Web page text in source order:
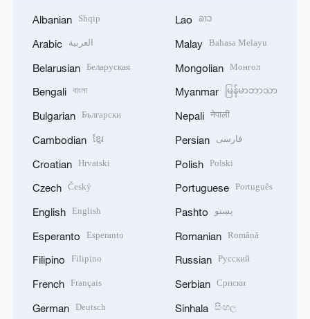
Albanian Shqip
Arabic العربية
Belarusian Беларуская
Bengali বাংলা
Bulgarian Български
Cambodian ខ្មែរ
Croatian Hrvatski
Czech Český
English English
Esperanto Esperanto
Filipino Filipino
French Français
German Deutsch
Lao ລາວ
Malay Bahasa Melayu
Mongolian Монгол
Myanmar မြန်မာဘာသာ
Nepali नेपाली
Persian فارسی
Polish Polski
Portuguese Português
Pashto پښتو
Romanian Română
Russian Русский
Serbian Српски
Sinhala සිංහල